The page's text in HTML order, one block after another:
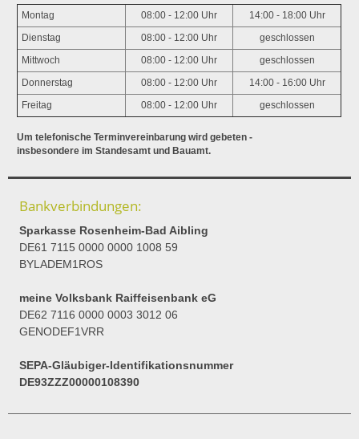
Montag 08:00 - 12:00 Uhr 14:00 - 18:00 Uhr
Dienstag 08:00 - 12:00 Uhr geschlossen
Mittwoch 08:00 - 12:00 Uhr geschlossen
Donnerstag 08:00 - 12:00 Uhr 14:00 - 16:00 Uhr
Freitag 08:00 - 12:00 Uhr geschlossen
Um telefonische Terminvereinbarung wird gebeten -
insbesondere im Standesamt und Bauamt.
Bankverbindungen:
Sparkasse Rosenheim-Bad Aibling
DE61 7115 0000 0000 1008 59
BYLADEM1ROS
meine Volksbank Raiffeisenbank eG
DE62 7116 0000 0003 3012 06
GENODEF1VRR
SEPA-Gläubiger-Identifikationsnummer
DE93ZZZ00000108390